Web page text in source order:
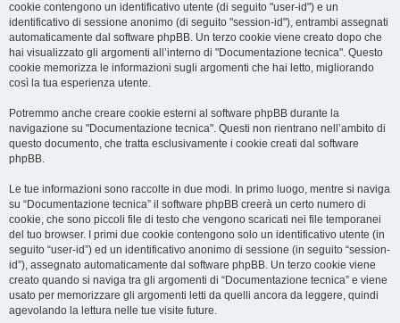
cookie contengono un identificativo utente (di seguito "user-id") e un
identificativo di sessione anonimo (di seguito "session-id"), entrambi assegnati
automaticamente dal software phpBB. Un terzo cookie viene creato dopo che
hai visualizzato gli argomenti all’interno di "Documentazione tecnica". Questo
cookie memorizza le informazioni sugli argomenti che hai letto, migliorando
così la tua esperienza utente.
Potremmo anche creare cookie esterni al software phpBB durante la
navigazione su "Documentazione tecnica". Questi non rientrano nell’ambito di
questo documento, che tratta esclusivamente i cookie creati dal software
phpBB.
Le tue informazioni sono raccolte in due modi. In primo luogo, mentre si naviga
su “Documentazione tecnica” il software phpBB creerà un certo numero di
cookie, che sono piccoli file di testo che vengono scaricati nei file temporanei
del tuo browser. I primi due cookie contengono solo un identificativo utente (in
seguito “user-id”) ed un identificativo anonimo di sessione (in seguito “session-
id”), assegnato automaticamente dal software phpBB. Un terzo cookie viene
creato quando si naviga tra gli argomenti di “Documentazione tecnica” e viene
usato per memorizzare gli argomenti letti da quelli ancora da leggere, quindi
agevolando la lettura nelle tue visite future.